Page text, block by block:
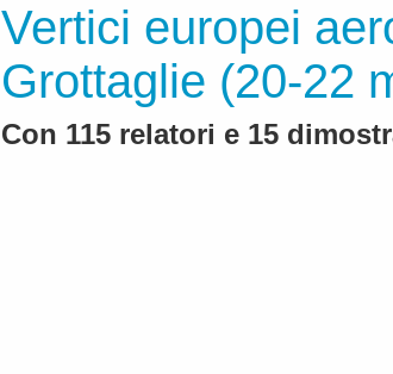
Vertici europei
Grottaglie (20-22
Con 115 relatori e 15